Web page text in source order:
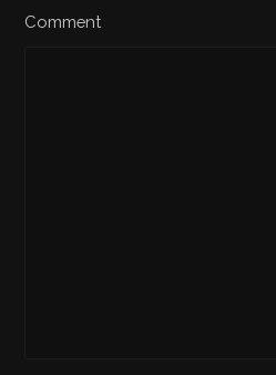
Comment